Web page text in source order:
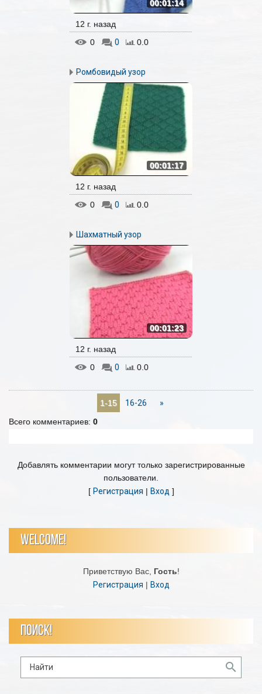
00:01:14
12 г. назад
0
0 0.0
Ромбовидый узор
00:01:17
12 г. назад
0
0 0.0
Шахматный узор
00:01:23
12 г. назад
0
0 0.0
1-15 16-26 »
Всего комментариев: 0
Добавлять комментарии могут только зарегистрированные
пользователи.
[ Регистрация| Вход ]
WELCOME!
Приветствую Вас, Гость!
Регистрация | Вход
ПОИСК!